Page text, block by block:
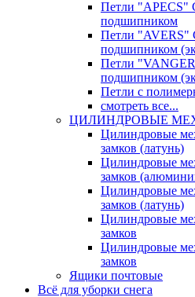
Петли
подшипником
Петли
подшипником
Петли
подшипником
Петли с
смотреть все...
ЦИЛИНДРОВЫЕ
Цилиндровые
замков (латунь)
Цилиндровые
замков
Цилиндровые
замков (латунь)
Цилиндровые
замков
Цилиндровые
замков
Ящики почтовые
Всё для уборки снега